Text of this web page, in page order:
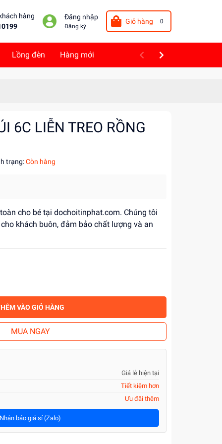
hàng
Đăng nhập
Đăng ký
Giỏ hàng 0
Lồng đèn Hàng mới
6C LIỄN TREO RỒNG
trạng:Còn hàng
cho bé tại dochoitinphat.com. Chúng tôi
khách buôn, đảm bảo chất lượng và an
VÀO GIỎ HÀNG
MUA NGAY
Giá lẻ hiện tại
Tiết kiệm hơn
Ưu đãi thêm
Nhận báo giá sỉ (Zalo)